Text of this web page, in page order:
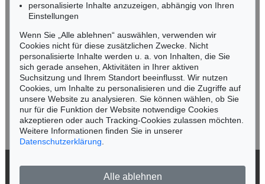
Keine Auktion mehr verpassen!
Wir informieren Sie rechtzeitig.
Jetzt zum Newsletter anmelden >
personalisierte Inhalte anzuzeigen, abhängig von Ihren
Einstellungen
Wenn Sie „Alle ablehnen“ auswählen, verwenden wir
Cookies nicht für diese zusätzlichen Zwecke. Nicht
personalisierte Inhalte werden u. a. von Inhalten, die Sie
sich gerade ansehen, Aktivitäten in Ihrer aktiven
Suchsitzung und Ihrem Standort beeinflusst. Wir nutzen
Cookies, um Inhalte zu personalisieren und die Zugriffe auf
unsere Website zu analysieren. Sie können wählen, ob Sie
nur für die Funktion der Website notwendige Cookies
akzeptieren oder auch Tracking-Cookies zulassen möchten.
Weitere Informationen finden Sie in unserer
Datenschutzerklärung
Alle ablehnen